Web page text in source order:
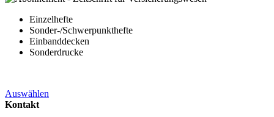
Einzelhefte
Sonder-/Schwerpunkthefte
Einbanddecken
Sonderdrucke
Auswählen
Kontakt